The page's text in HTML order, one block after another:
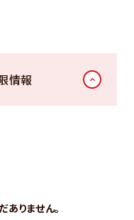
情報
りません。